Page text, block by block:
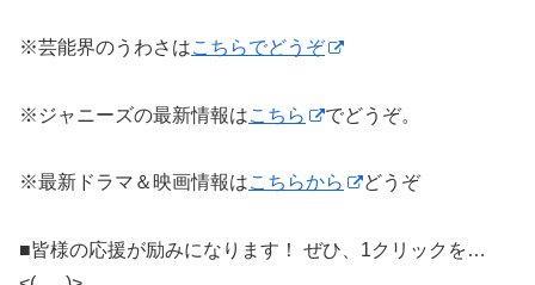
※芸能界のうわさはこちらでどうぞ
※ジャニーズの最新情報はこちら でどうぞ。
※最新ドラマ＆映画情報はこちらから どうぞ
■皆様の応援が励みになります！ ぜひ、1クリックを…